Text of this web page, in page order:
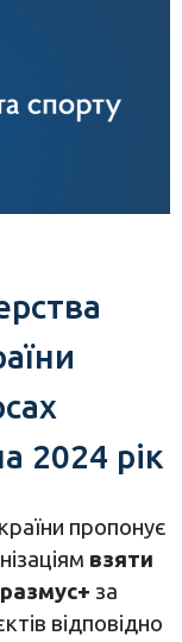
2024 рік
пропонує
взяти
за
відповідно